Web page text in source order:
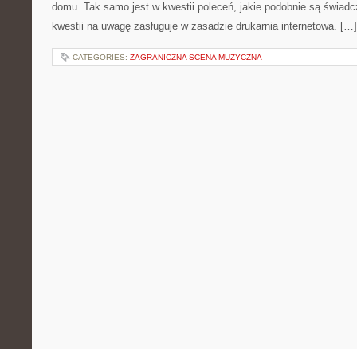
domu. Tak samo jest w kwestii poleceń, jakie podobnie są
kwestii na uwagę zasługuje w zasadzie drukarnia internetowa. […]
CATEGORIES: ZAGRANICZNA SCENA MUZYCZNA